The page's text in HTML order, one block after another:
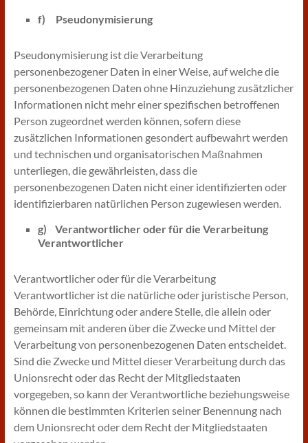
f) Pseudonymisierung
Pseudonymisierung ist die Verarbeitung
personenbezogener Daten in einer Weise, auf welche die
personenbezogenen Daten ohne Hinzuziehung zusätzlicher
Informationen nicht mehr einer spezifischen betroffenen
Person zugeordnet werden können, sofern diese
zusätzlichen Informationen gesondert aufbewahrt werden
und technischen und organisatorischen Maßnahmen
unterliegen, die gewährleisten, dass die
personenbezogenen Daten nicht einer identifizierten oder
identifizierbaren natürlichen Person zugewiesen werden.
g) Verantwortlicher oder für die Verarbeitung
Verantwortlicher
Verantwortlicher oder für die Verarbeitung
Verantwortlicher ist die natürliche oder juristische Person,
Behörde, Einrichtung oder andere Stelle, die allein oder
gemeinsam mit anderen über die Zwecke und Mittel der
Verarbeitung von personenbezogenen Daten entscheidet.
Sind die Zwecke und Mittel dieser Verarbeitung durch das
Unionsrecht oder das Recht der Mitgliedstaaten
vorgegeben, so kann der Verantwortliche beziehungsweise
können die bestimmten Kriterien seiner Benennung nach
dem Unionsrecht oder dem Recht der Mitgliedstaaten